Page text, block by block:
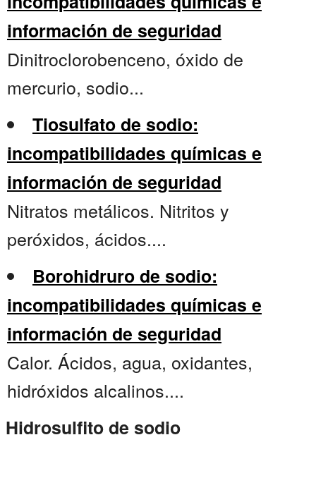
información de seguridad
Dinitroclorobenceno, óxido de
mercurio, sodio...
Tiosulfato de sodio:
incompatibilidades químicas e
información de seguridad
Nitratos metálicos. Nitritos y
peróxidos, ácidos....
Borohidruro de sodio:
incompatibilidades químicas e
información de seguridad
Calor. Ácidos, agua, oxidantes,
hidróxidos alcalinos....
Hidrosulfito de sodio